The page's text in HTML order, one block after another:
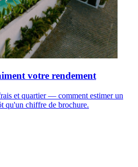
votre rendement
et quartier — comment estimer un
qu'un chiffre de brochure.